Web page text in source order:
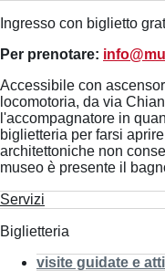
Ingresso con biglietto
Per prenotare:
Accessibile con
locomotoria, da via
l'accompagnatore in
biglietteria per farsi
architettoniche non
museo è presente il
Servizi
Biglietteria
visite guidate e